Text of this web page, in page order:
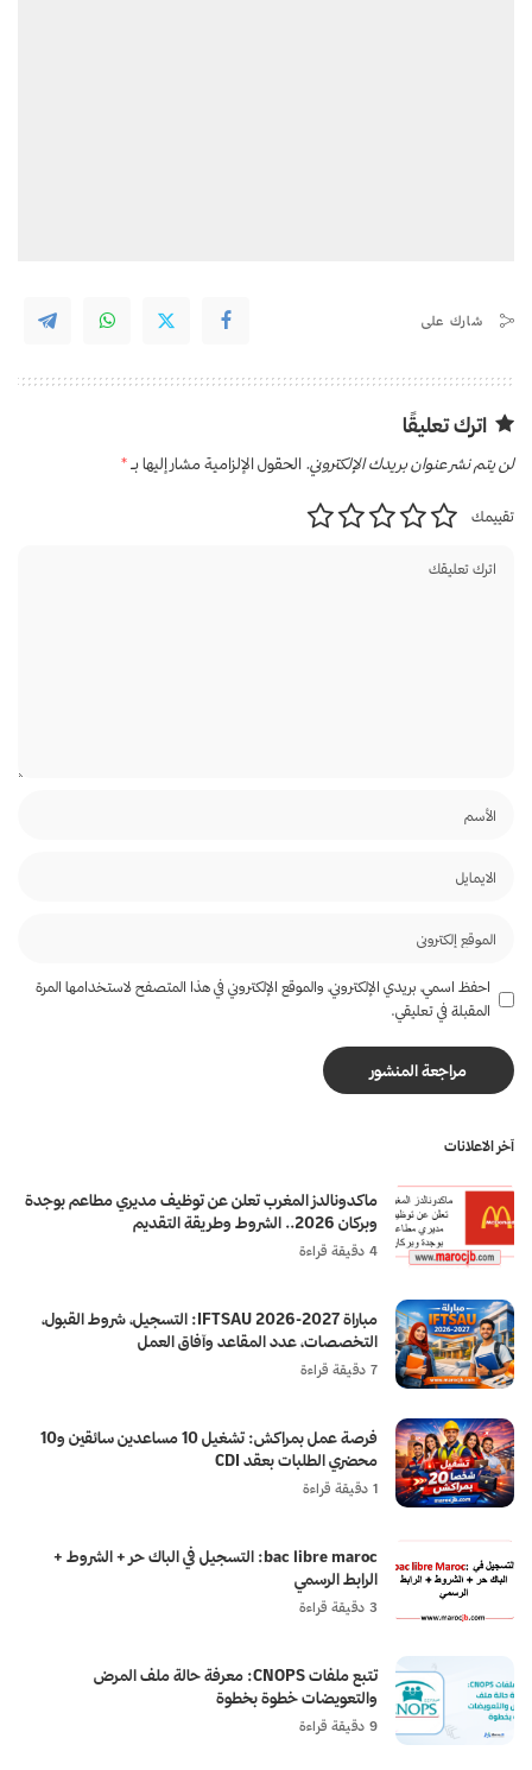
شارك على
اترك تعليقًا
لن يتم نشر عنوان بريدك الإلكتروني. الحقول الإلزامية مشار إليها بـ*
تقييمك
احفظ اسمي، بريدي الإلكتروني، والموقع الإلكتروني في هذا المتصفح لاستخدامها المرة
المقبلة في تعليقي.
آخر الاعلانات
ماكدونالدز المغرب تعلن عن توظيف مديري مطاعم بوجدة
وبركان 2026.. الشروط وطريقة التقديم
4 دقيقة قراءة
مباراة IFTSAU 2026-2027: التسجيل، شروط القبول،
التخصصات، عدد المقاعد وآفاق العمل
7 دقيقة قراءة
فرصة عمل بمراكش: تشغيل 10 مساعدين سائقين و10
محضري الطلبات بعقد CDI
1 دقيقة قراءة
bac libre maroc: التسجيل في الباك حر + الشروط +
الرابط الرسمي
3 دقيقة قراءة
تتبع ملفات CNOPS: معرفة حالة ملف المرض
والتعويضات خطوة بخطوة
9 دقيقة قراءة